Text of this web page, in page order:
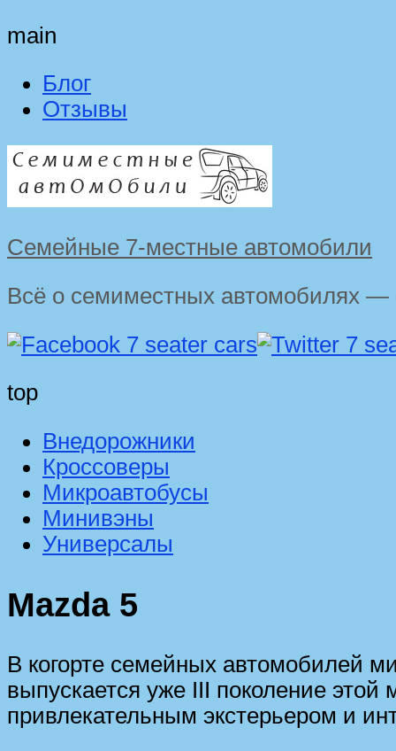
main
Блог
Отзывы
Семейные 7-местные автомобили
Всё о семиместных автомобилях —
top
Внедорожники
Кроссоверы
Микроавтобусы
Минивэны
Универсалы
Mazda 5
В когорте семейных автомобилей
выпускается уже III поколение
привлекательным экстерьером и